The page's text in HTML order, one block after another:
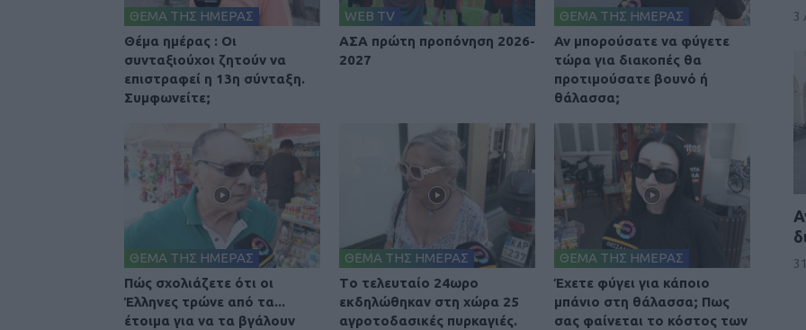
ΘΕΜΑ ΤΗΣ ΗΜΕΡΑΣ
Θέμα ημέρας : Οι
συνταξιούχοι ζητούν να
επιστραφεί η 13η σύνταξη.
Συμφωνείτε;
WEB TV
ΑΣΑ πρώτη προπόνηση 2026-
2027
ΘΕΜΑ ΤΗΣ ΗΜΕΡΑΣ
Αν μπορούσατε να φύγετε
τώρα για διακοπές θα
προτιμούσατε βουνό ή
θάλασσα;
ΘΕΜΑ ΤΗΣ ΗΜΕΡΑΣ
Πώς σχολιάζετε ότι οι
Έλληνες τρώνε από τα...
έτοιμα για να τα βγάλουν
ΘΕΜΑ ΤΗΣ ΗΜΕΡΑΣ
Tο τελευταίο 24ωρο
εκδηλώθηκαν στη χώρα 25
αγροτοδασικές πυρκαγιές.
ΘΕΜΑ ΤΗΣ ΗΜΕΡΑΣ
Έχετε φύγει για κάποιο
μπάνιο στη θάλασσα; Πως
σας φαίνεται το κόστος των
3